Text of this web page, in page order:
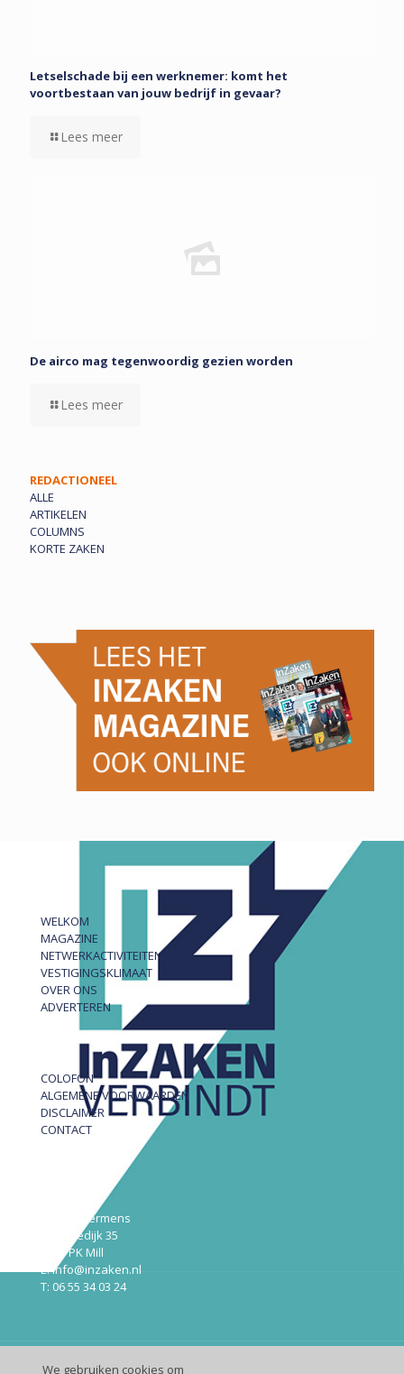
Letselschade bij een werknemer: komt het
voortbestaan van jouw bedrijf in gevaar?
Lees meer
De airco mag tegenwoordig gezien worden
Lees meer
REDACTIONEEL
ALLE
ARTIKELEN
COLUMNS
KORTE ZAKEN
WELKOM
MAGAZINE
NETWERKACTIVITEITEN
VESTIGINGSKLIMAAT
OVER ONS
ADVERTEREN
COLOFON
ALGEMENE VOORWAARDEN
DISCLAIMER
CONTACT
Robert Hermens
Udensedijk 35
5451 PK Mill
E: info@inzaken.nl
T: 06 55 34 03 24
We gebruiken cookies om